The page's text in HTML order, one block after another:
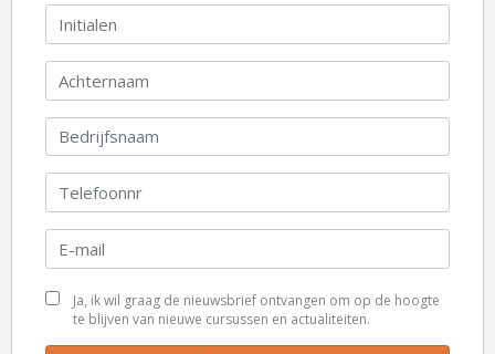
Ja, ik wil graag de nieuwsbrief ontvangen om op de hoogte
te blijven van nieuwe cursussen en actualiteiten.